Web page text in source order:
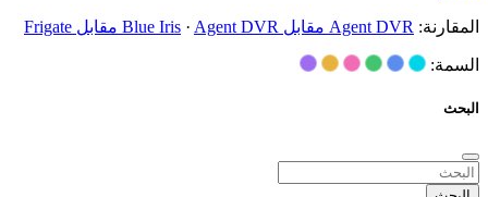
المقارنة: Agent DVR مقابل Blue Iris · Agent DVR مقابل Frigate
السمة:
البحث